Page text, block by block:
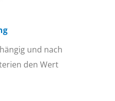
und nach
den Wert